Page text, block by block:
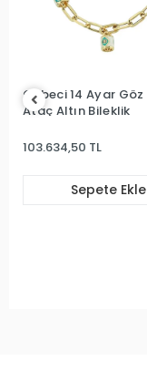
Cebeci 14 Ayar Göz
Ataç Altın Bileklik
103.634,50 TL
Sepete Ekle